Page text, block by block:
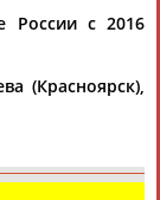
Ростом
АБАШИДЗЕ
АБДРАХМАНОВ
России с 2016
(Красноярск),